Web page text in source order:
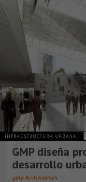
INFRAESTRUCTURA URBANA
GMP diseña
desarrollo
gmp Architekten